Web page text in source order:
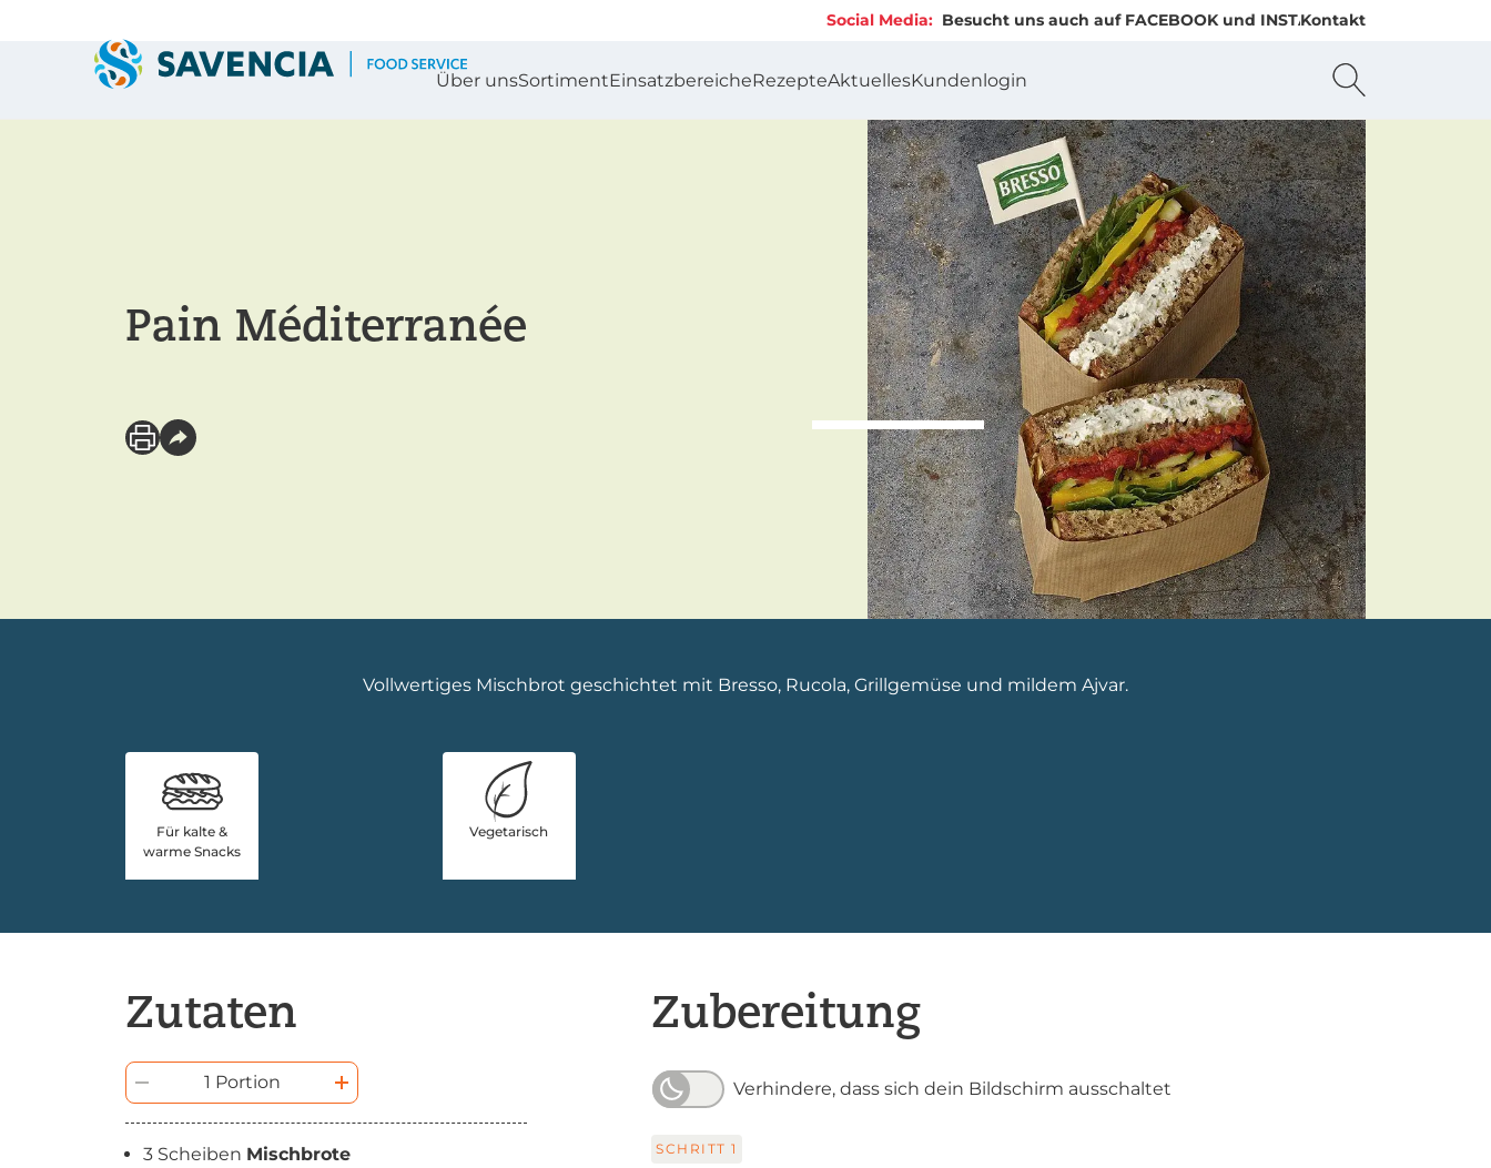
Social Media: Besucht uns auch auf FACEBOOK und INSTAGRAMKontakt
Über unsSortimentEinsatzbereicheRezepteAktuellesKundenlogin
Pain Méditerranée
Vollwertiges Mischbrot geschichtet mit Bresso, Rucola, Grillgemüse und mildem Ajvar.
Für kalte &
warme Snacks
Vegetarisch
Zutaten
1 Portion
3 Scheiben Mischbrote
Zubereitung
Verhindere, dass sich dein Bildschirm ausschaltet
SCHRITT 1